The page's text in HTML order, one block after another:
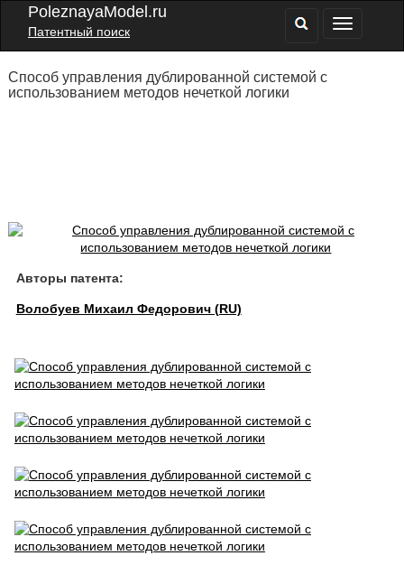
PoleznayaModel.ru
Патентный поиск
Способ управления дублированной системой с
использованием методов нечеткой логики
Авторы патента:
Волобуев Михаил Федорович (RU)